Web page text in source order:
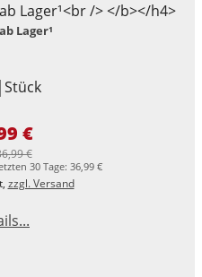
Lager¹
Stück
€
€
30 Tage: 36,99 €
zzgl. Versand